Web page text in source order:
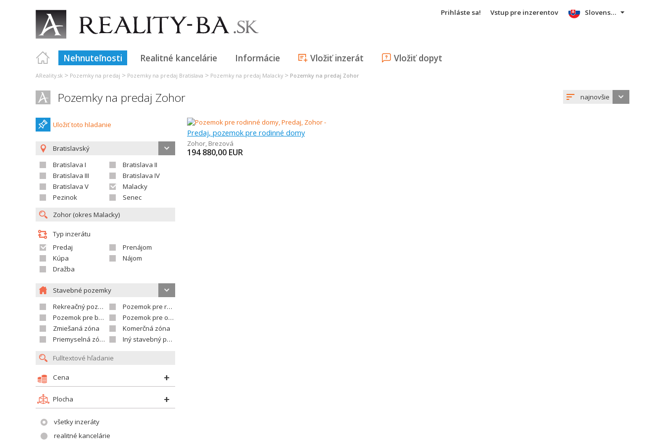
Prihláste sa! Vstup pre inzerentov
Nehnuteľnosti Realitné kancelárie Informácie Vložiť inzerát Vložiť dopyt
Slovensky
AReality.sk > Pozemky na predaj > Pozemky na predaj Bratislava > Pozemky na predaj Malacky > Pozemky na predaj Zohor
Pozemky na predaj Zohor najnovšie
Uložiť toto hladanie
Bratislavský
Bratislava I
Bratislava II
Bratislava III
Bratislava IV
Bratislava V
Malacky
Pezinok
Senec
Typ inzerátu
Predaj
Prenájom
Kúpa
Nájom
Dražba
Stavebné pozemky
Rekreačný pozemok
Pozemok pre rodinné domy
Pozemok pre bytovú výstavbu
Pozemok pre občian.vybavenosť
Zmiešaná zóna
Komerčná zóna
Priemyselná zóna
Iný stavebný pozemok
Cena
Plocha
všetky inzeráty
realitné kancelárie
Predaj, pozemok pre rodinné domy
Zohor, Brezová
194 880,00 EUR